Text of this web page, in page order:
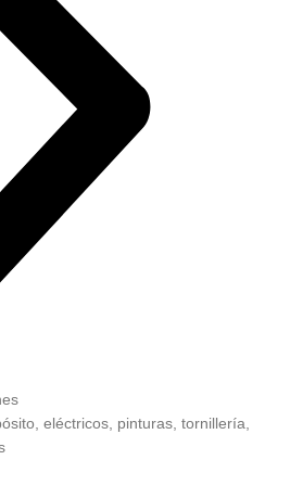
eléctricos, pinturas, tornillería,